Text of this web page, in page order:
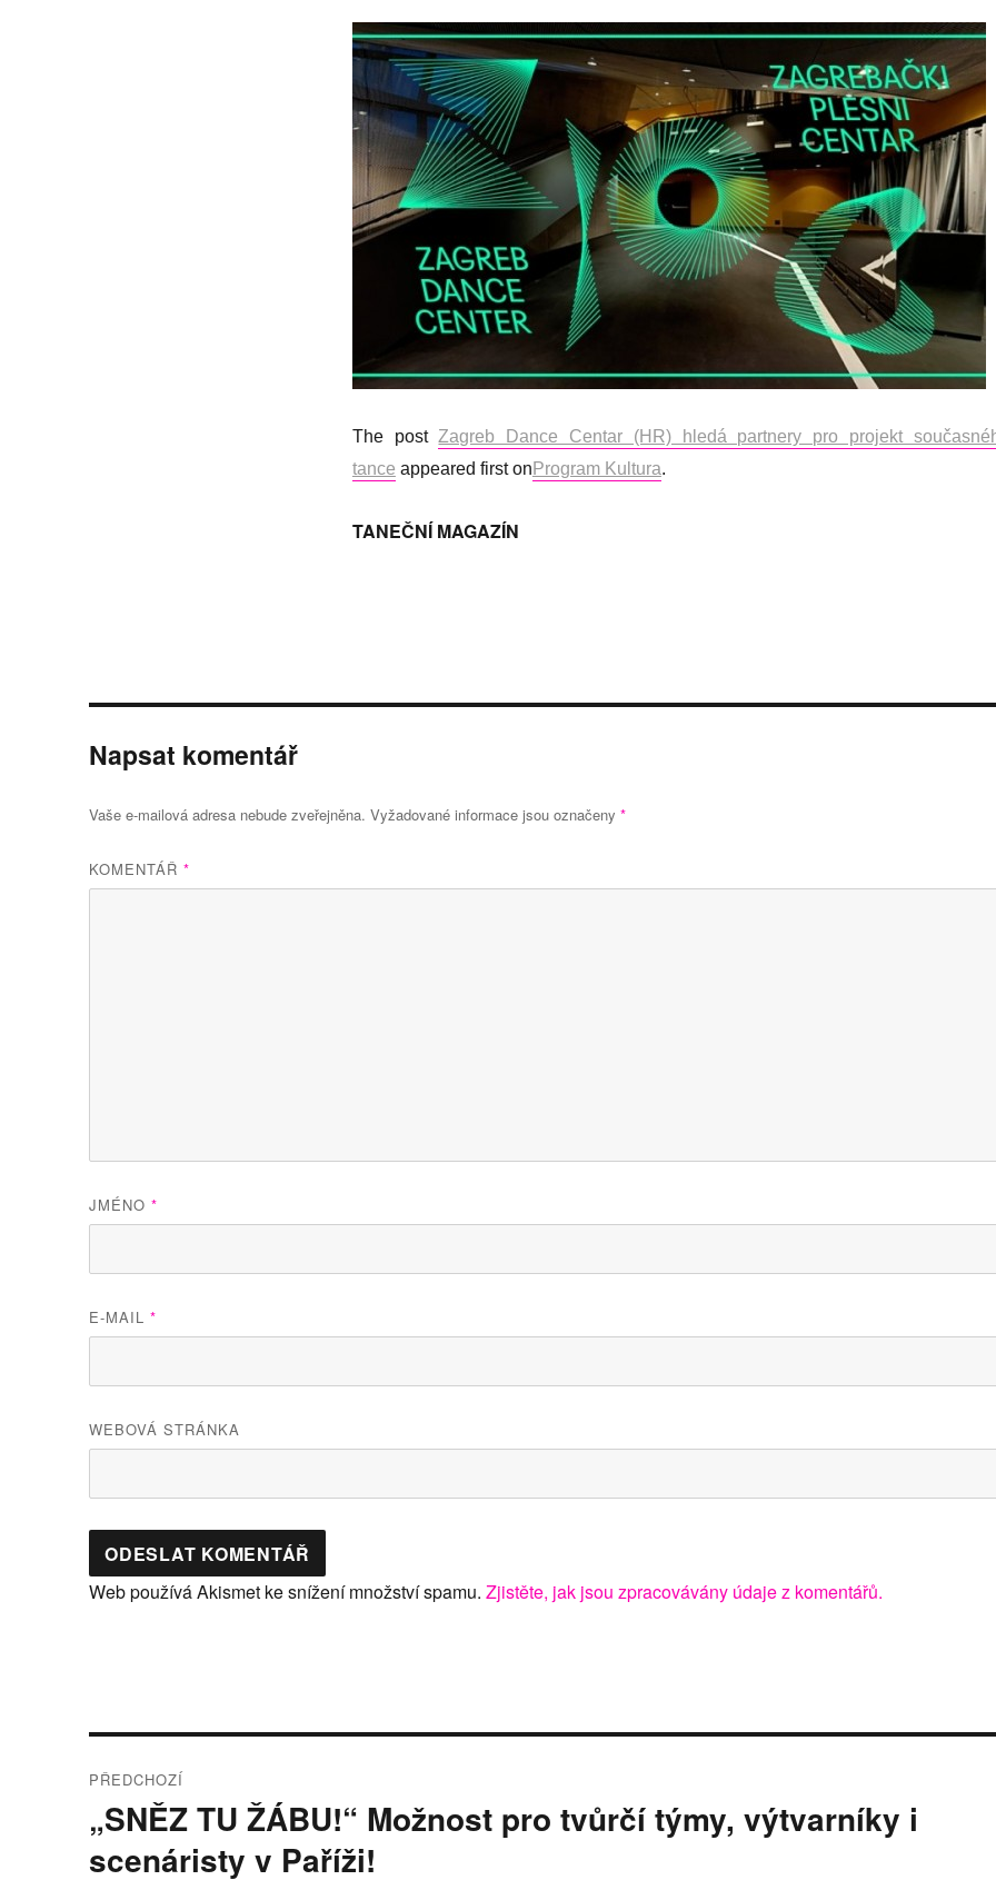
The postZagreb Dance Centar (HR) hledá partnery pro projekt
tance appeared first on Program Kultura.
TANEČNÍ MAGAZÍN
Napsat komentář
Vaše e-mailová adresa nebude zveřejněna. Vyžadované informace jsou označeny*
KOMENTÁŘ*
JMÉNO*
E-MAIL*
WEBOVÁ STRÁNKA
Web používá Akismet ke snížení množství spamu.Zjistěte, jak jsou zpracovávány údaje z komentářů.
pro
příspěvek
PŘEDCHOZÍ
Předchozí
příspěvek:
„SNĚZ TU ŽÁBU!“ Možnost pro tvůrčí týmy, výtvarníky i
scenáristy v Paříži!